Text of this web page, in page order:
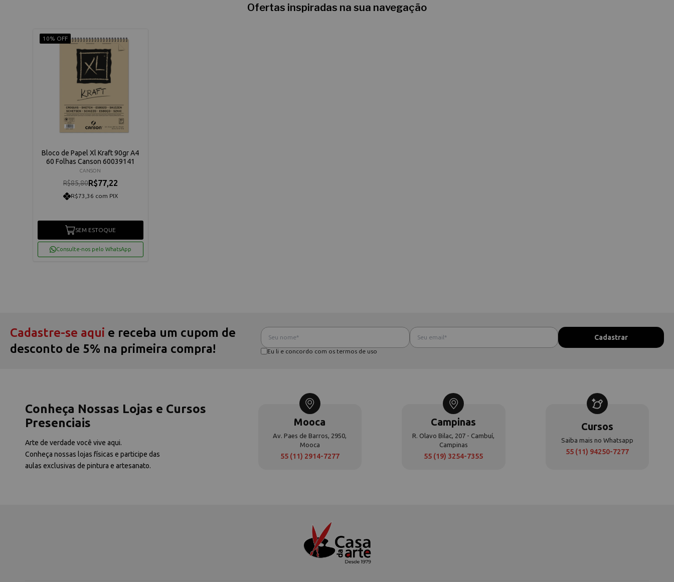
Ofertas inspiradas na sua navegação
10% OFF
Bloco de Papel Xl Kraft 90gr A4
60 Folhas Canson 60039141
CANSON
R$85,80R$77,22
R$73,36 com PIX
SEM ESTOQUE
Consulte-nos pelo WhatsApp
Cadastre-se aqui e receba um cupom de
desconto de 5% na primeira compra!
Eu li e concordo com os termos de uso
Conheça Nossas Lojas e Cursos
Presenciais
Arte de verdade você vive aqui.
Conheça nossas lojas físicas e participe das
aulas exclusivas de pintura e artesanato.
Mooca
Av. Paes de Barros, 2950,
Mooca
55 (11) 2914-7277
Campinas
R. Olavo Bilac, 207 - Cambuí,
Campinas
55 (19) 3254-7355
Cursos
Saiba mais no Whatsapp
55 (11) 94250-7277